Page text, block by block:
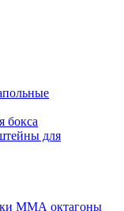
бокса
для
ММА октагоны